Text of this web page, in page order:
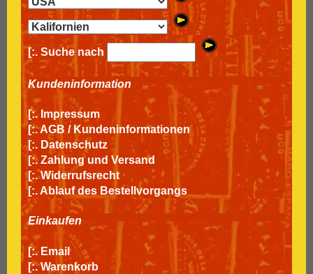
[:. Suche nach
Kundeninformation
[:. Impressum
[:.AGB / Kundeninformationen
[:. Datenschutz
[:. Zahlung und Versand
[:. Widerrufsrecht
[:.Ablauf des Bestellvorgangs
Einkaufen
[:. Email
[:. Warenkorb